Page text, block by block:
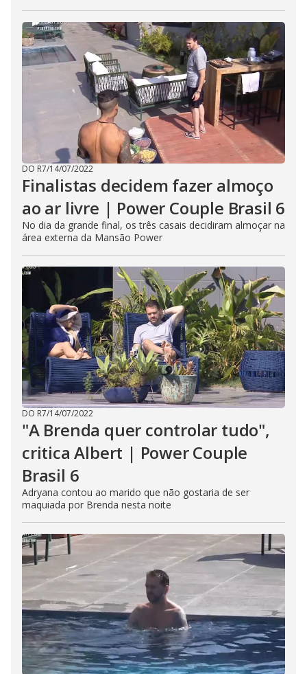
DO R7/14/07/2022
Finalistas decidem fazer almoço
ao ar livre | Power Couple Brasil 6
No dia da grande final, os três casais decidiram almoçar na
área externa da Mansão Power
DO R7/14/07/2022
"A Brenda quer controlar tudo",
critica Albert | Power Couple
Brasil 6
Adryana contou ao marido que não gostaria de ser
maquiada por Brenda nesta noite